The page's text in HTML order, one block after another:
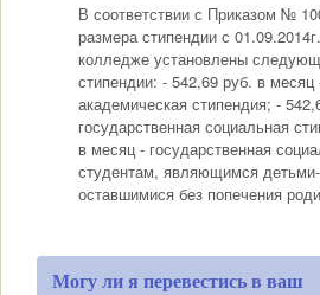
В соответствии с Приказом №
размера стипендии с
колледже установлены
стипендии: - 542,69 руб. в месяц
академическая стипендия; -
государственная социальная
в месяц - государственная
студентам, являющимся
оставшимися без попечения
Могу ли я перевестись в ваш